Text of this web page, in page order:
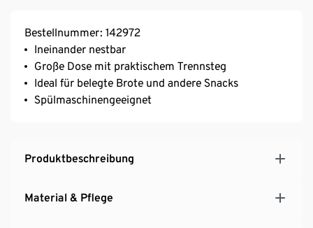
Bestellnummer: 142972
Ineinander nestbar
Große Dose mit praktischem Trennsteg
Ideal für belegte Brote und andere Snacks
Spülmaschinengeeignet
Produktbeschreibung
Material & Pflege